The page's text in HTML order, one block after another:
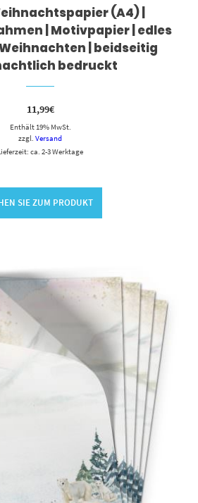
(A4) |
| Motivpapier | edles
| beidseitig
bedruckt
11,99€
Enthält 19% MwSt.
zzgl. Versand
ca. 2-3 Werktage
SIE ZUM PRODUKT